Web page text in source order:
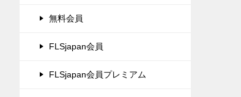
無料会員
FLSjapan会員
FLSjapan会員プレミアム